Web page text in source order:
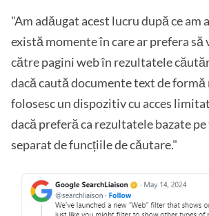
"Am adăugat acest lucru după ce am
există momente în care ar prefera
către pagini web în rezultatele
dacă caută documente text de formă
folosesc un dispozitiv cu acces
dacă preferă ca rezultatele bazate
separat de funcțiile de căutare."